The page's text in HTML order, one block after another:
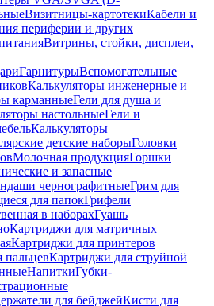
Визитницы-картотекиКабели и
периферии и других
Витрины, стойки, дисплеи,
ГарнитурыВспомогательные
Калькуляторы инженерные и
карманныеГели для душа и
настольныеГели и
Калькуляторы
детские наборыГоловки
Молочная продукцияГоршки
и запасные
чернографитныеГрим для
для папокГрифели
в наборахГуашь
Картриджи для матричных
Картриджи для принтеров
пальцевКартриджи для струйной
НапиткиГубки-
для бейджейКисти для